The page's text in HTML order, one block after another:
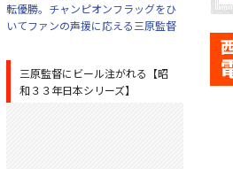
転優勝。チャンピオンフラッグをひ
いてファンの声援に応える三原監督
三原監督にビール注がれる【昭
和３３年日本シリーズ】